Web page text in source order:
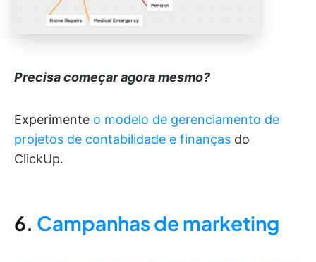
Precisa começar agora mesmo?
Experimente o modelo de gerenciamento de
projetos de contabilidade e finanças do
ClickUp.
6. Campanhas de marketing